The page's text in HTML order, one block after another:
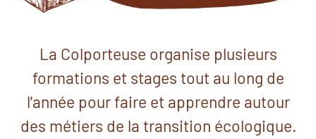
La Colporteuse organise plusieurs
formations et stages tout au long de
l'année pour faire et apprendre autour
des métiers de la transition écologique.